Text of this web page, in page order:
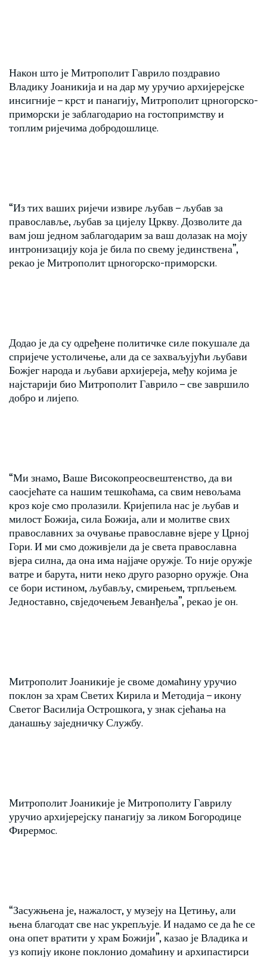
Након што је Митрополит Гаврило поздравио
Владику Јоаникија и на дар му уручио архијерејске
инсигније – крст и панагију, Митрополит црногорско-
приморски је заблагодарио на гостопримству и
топлим ријечима добродошлице.
“Из тих ваших ријечи извире љубав – љубав за
православље, љубав за цијелу Цркву. Дозволите да
вам још једном заблагодарим за ваш долазак на моју
интронизацију која је била по свему јединствена”,
рекао је Митрополит црногорско-приморски.
Додао је да су одређене политичке силе покушале да
спријече устоличење, али да се захваљујући љубави
Божјег народа и љубави архијереја, међу којима је
најстарији био Митрополит Гаврило – све завршило
добро и лијепо.
“Ми знамо, Ваше Високопреосвештенство, да ви
саосјећате са нашим тешкоћама, са свим невољама
кроз које смо пролазили. Кријепила нас је љубав и
милост Божија, сила Божија, али и молитве свих
православних за очување православне вјере у Црној
Гори. И ми смо доживјели да је света православна
вјера силна, да она има најјаче оружје. То није оружје
ватре и барута, нити неко друго разорно оружје. Она
се бори истином, љубављу, смирењем, трпљењем.
Једноставно, свједочењем Јеванђеља”, рекао је он.
Митрополит Јоаникије је своме домаћину уручио
поклон за храм Светих Кирила и Методија – икону
Светог Василија Острошкога, у знак сјећања на
данашњу заједничку Службу.
Митрополит Јоаникије је Митрополиту Гаврилу
уручио архијерејску панагију за ликом Богородице
Фирермос.
“Засужњена је, нажалост, у музеју на Цетињу, али
њена благодат све нас укрепљује. И надамо се да ће се
она опет вратити у храм Божији”, казао је Владика и
уз копију иконе поклонио домаћину и архипастирси